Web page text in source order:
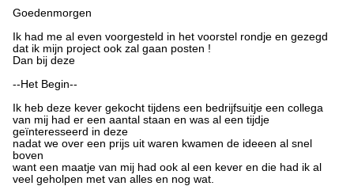
Goedenmorgen
Ik had me al even voorgesteld in het voorstel rondje en gezegd
dat ik mijn project ook zal gaan posten !
Dan bij deze
--Het Begin--
Ik heb deze kever gekocht tijdens een bedrijfsuitje een collega
van mij had er een aantal staan en was al een tijdje
geïnteresseerd in deze
nadat we over een prijs uit waren kwamen de ideeen al snel
boven
want een maatje van mij had ook al een kever en die had ik al
veel geholpen met van alles en nog wat.